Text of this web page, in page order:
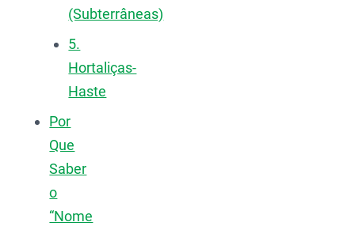
(Subterrâneas)
5.
Hortaliças-
Haste
Por
Que
Saber
o
“Nome